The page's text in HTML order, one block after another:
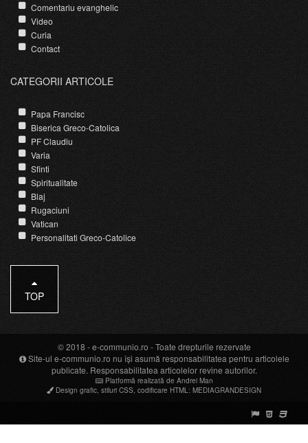
Comentariu evanghelic
Video
Curia
Contact
CATEGORII ARTICOLE
Papa Francisc
Biserica Greco-Catolica
PF Claudiu
Varia
Sfinti
Spiritualitate
Blaj
Rugaciuni
Vatican
Personalitati Greco-Catolice
TOP
© 2018 -e-communio.ro - Toate drepturile rezervate
Site-ul e-communio.ro nu își asumă responsabilitatea pentru articolele
publicate. Responsabilitatea articolelor revine autorilor.
Platformă realizată de Andrei Man
Design grafic stiluri CSS codificare HTML : MEDIAGRANDESIGN